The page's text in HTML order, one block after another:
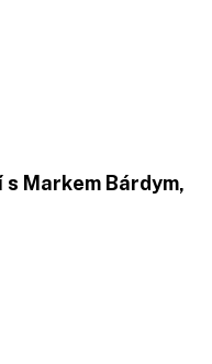
Markem Bárdym,